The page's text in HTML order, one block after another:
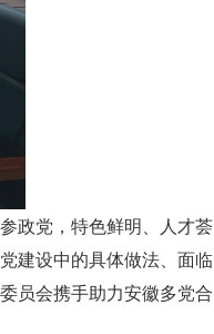
政党，特色鲜明、人才荟
建设中的具体做法、面临
员会携手助力安徽多党合